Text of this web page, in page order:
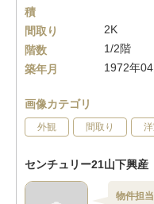
積
間取り
2K
階数
1/2階
築年月
1972年04
画像カテゴリ
外観 間取り
センチュリー21山下興産
物件担